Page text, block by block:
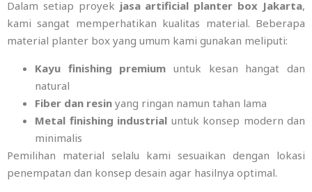
Dalam setiap proyek jasa artificial planter box Jakarta,
kami sangat memperhatikan kualitas material. Beberapa
material planter box yang umum kami gunakan meliputi:
Kayu finishing premium untuk kesan hangat dan
natural
Fiber dan resin yang ringan namun tahan lama
Metal finishing industrial untuk konsep modern dan
minimalis
Pemilihan material selalu kami sesuaikan dengan lokasi
penempatan dan konsep desain agar hasilnya optimal.